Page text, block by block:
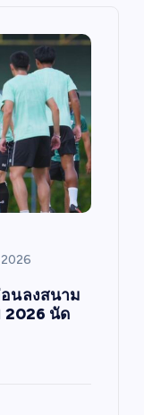
นลงสนาม
2026 นัด